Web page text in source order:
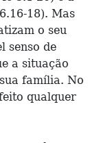
18). Mas
o seu
senso de
a situação
família. No
qualquer